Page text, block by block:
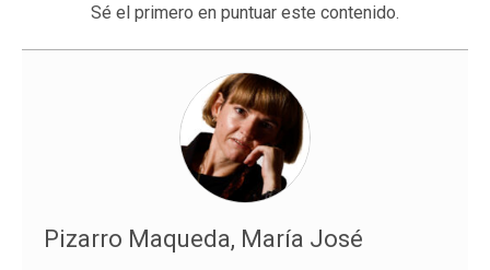
Sé el primero en puntuar este contenido.
Pizarro Maqueda, María José